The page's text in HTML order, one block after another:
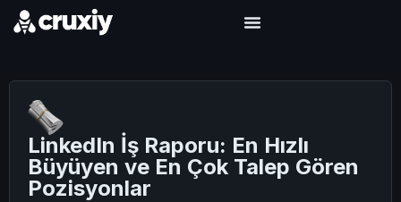
LinkedIn İş Raporu: En Hızlı
Büyüyen ve En Çok Talep Gören
Pozisyonlar